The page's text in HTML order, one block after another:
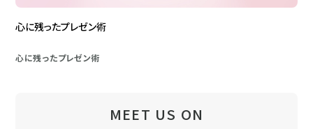
心に残ったプレゼン術
心に残ったプレゼン術
MEET US ON